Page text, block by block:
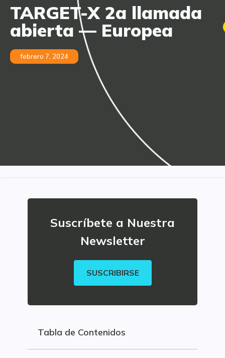
TARGET-X 2a llamada
abierta — Europea
febrero 7, 2024
Suscríbete a Nuestra
Newsletter
SUSCRIBIRSE
Tabla de Contenidos